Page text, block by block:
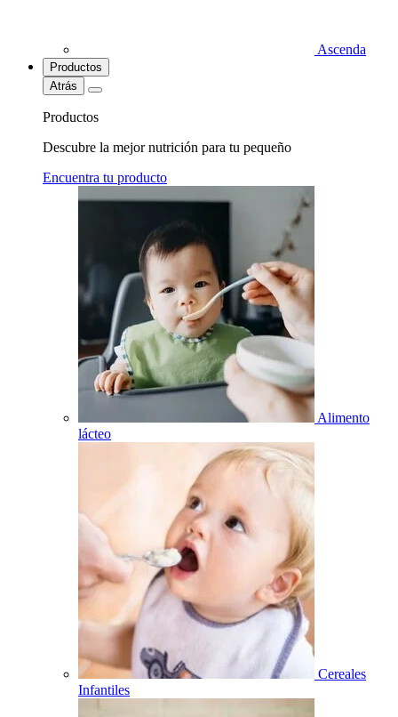
Ascenda
Productos
Atrás
Productos
Descubre la mejor nutrición para tu pequeño
Encuentra tu producto
Alimento
lácteo
Cereales
Infantiles